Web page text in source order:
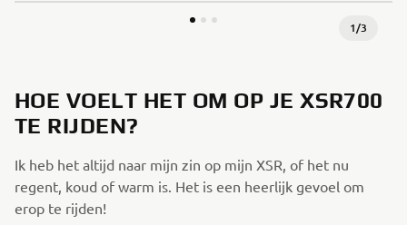
1/3
HOE VOELT HET OM OP JE XSR700
TE RIJDEN?
Ik heb het altijd naar mijn zin op mijn XSR, of het nu
regent, koud of warm is. Het is een heerlijk gevoel om
erop te rijden!